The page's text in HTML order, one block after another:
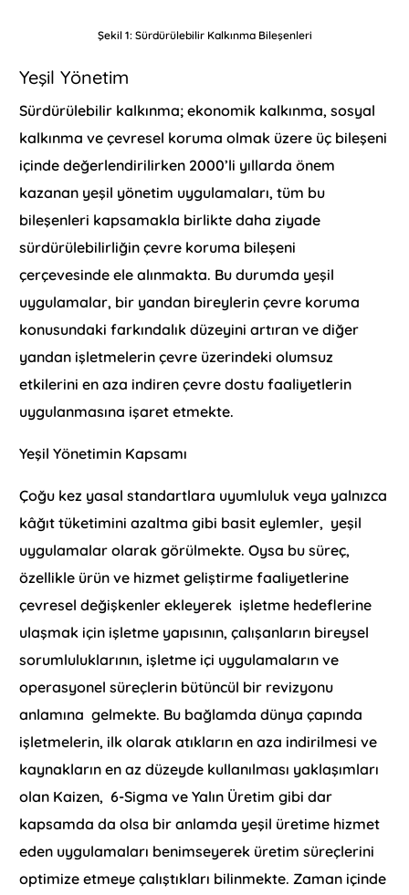
Şekil 1: Sürdürülebilir Kalkınma Bileşenleri
Yeşil Yönetim
Sürdürülebilir kalkınma; ekonomik kalkınma, sosyal
kalkınma ve çevresel koruma olmak üzere üç bileşeni
içinde değerlendirilirken 2000’li yıllarda önem
kazanan yeşil yönetim uygulamaları, tüm bu
bileşenleri kapsamakla birlikte daha ziyade
sürdürülebilirliğin çevre koruma bileşeni
çerçevesinde ele alınmakta. Bu durumda yeşil
uygulamalar, bir yandan bireylerin çevre koruma
konusundaki farkındalık düzeyini artıran ve diğer
yandan işletmelerin çevre üzerindeki olumsuz
etkilerini en aza indiren çevre dostu faaliyetlerin
uygulanmasına işaret etmekte.
Yeşil Yönetimin Kapsamı
Çoğu kez yasal standartlara uyumluluk veya yalnızca
kâğıt tüketimini azaltma gibi basit eylemler, yeşil
uygulamalar olarak görülmekte. Oysa bu süreç,
özellikle ürün ve hizmet geliştirme faaliyetlerine
çevresel değişkenler ekleyerek işletme hedeflerine
ulaşmak için işletme yapısının, çalışanların bireysel
sorumluluklarının, işletme içi uygulamaların ve
operasyonel süreçlerin bütüncül bir revizyonu
anlamına gelmekte. Bu bağlamda dünya çapında
işletmelerin, ilk olarak atıkların en aza indirilmesi ve
kaynakların en az düzeyde kullanılması yaklaşımları
olan Kaizen, 6-Sigma ve Yalın Üretim gibi dar
kapsamda da olsa bir anlamda yeşil üretime hizmet
eden uygulamaları benimseyerek üretim süreçlerini
optimize etmeye çalıştıkları bilinmekte. Zaman içinde